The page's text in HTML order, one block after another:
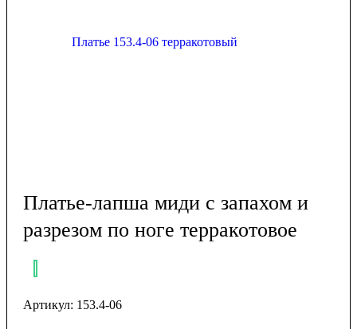
Платье-лапша миди с запахом и
разрезом по ноге терракотовое
Артикул: 153.4-06